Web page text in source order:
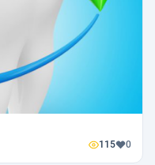
115 0